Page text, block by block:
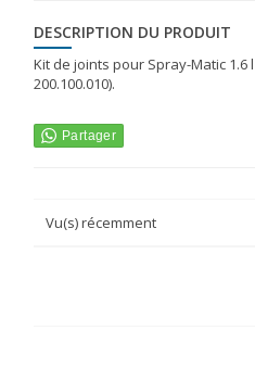
DESCRIPTION DU PRODUIT
Kit de joints pour Spray-Matic 1.6
200.100.010).
Vu(s) récemment